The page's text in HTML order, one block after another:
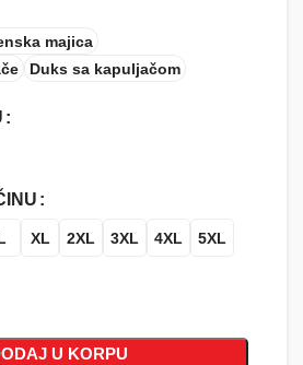
majica
Duks sa kapuljačom
XL 2XL 3XL 4XL 5XL
U KORPU